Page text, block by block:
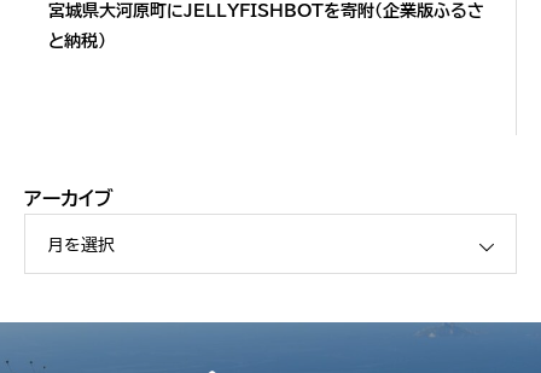
宮城県大河原町にJELLYFISHBOTを寄附（企業版ふるさ
と納税）
アーカイブ
月を選択